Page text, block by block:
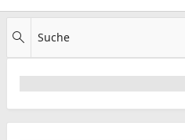
Suche